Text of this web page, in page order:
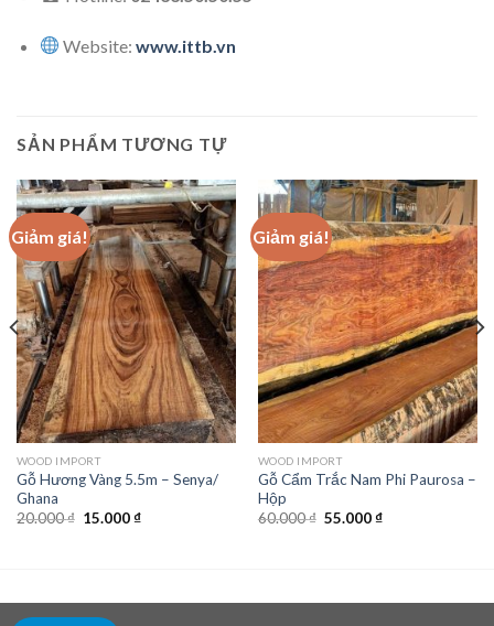
Website:www.ittb.vn
SẢN PHẨM TƯƠNG TỰ
Giảm giá!
WOOD IMPORT
Gỗ Hương Vàng 5.5m – Senya/
Ghana
20.000₫ Giá
15.000₫Giá
Giảm giá!
WOOD IMPORT
Gỗ Cẩm Trắc Nam Phi Paurosa –
Hộp
60.000₫ Giá
55.000₫Giá